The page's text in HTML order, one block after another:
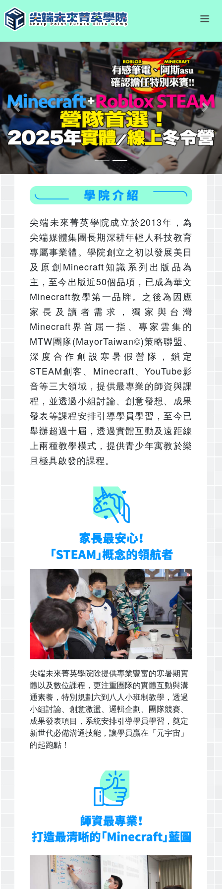
Previous Next
尖端未來菁英學院成立於2013年，為
尖端媒體集團長期深耕年輕人科技教育
專屬事業體。學院創立之初以發展美日
及原創Minecraft知識系列出版品為
主，至今出版近50個品項，已成為華文
Minecraft教學第一品牌。之後為因應
家長及讀者需求，獨家與台灣
Minecraft界首屈一指、專家雲集的
MTW團隊(MayorTaiwan©)策略聯盟、
深度合作創設寒暑假營隊，鎖定
STEAM創客、Minecraft、YouTube影
音等三大領域，提供最專業的師資與課
程，並透過小組討論、創意發想、成果
發表等課程安排引導學員學習，至今已
舉辦超過十屆，透過實體互動及遠距線
上兩種教學模式，提供青少年寓教於樂
且極具啟發的課程。
尖端未來菁英學院除提供專業豐富的寒暑期實
體以及數位課程，更注重團隊的實體互動與溝
通素養，特別規劃六到八人小班制教學，透過
小組討論、創意激盪、邏輯企劃、團隊競賽、
成果發表項目，系統安排引導學員學習，奠定
新世代必備溝通技能，讓學員贏在「元宇宙」
的起跑點！